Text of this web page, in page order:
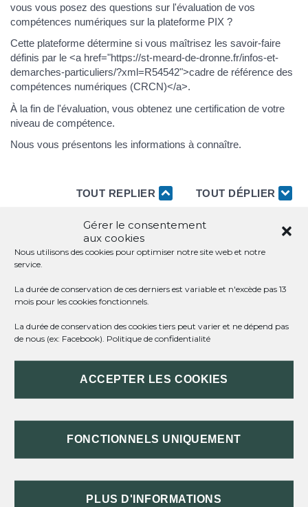
Gérer le consentement
aux cookies
Nous utilisons des cookies pour optimiser notre site web et notre
service.
La durée de conservation de ces derniers est variable et n'excède pas 13
mois pour les cookies fonctionnels.
La durée de conservation des cookies tiers peut varier et ne dépend pas
de nous (ex: Facebook). Politique de confidentialité
ACCEPTER LES COOKIES
FONCTIONNELS UNIQUEMENT
PLUS D'INFORMATIONS
vous vous posez des questions sur l'évaluation de vos
compétences numériques sur la plateforme PIX ?
Cette plateforme détermine si vous maîtrisez les savoir-faire
définis par le <a href="https://st-meard-de-dronne.fr/infos-et-
demarches-particuliers/?xml=R54542">cadre de référence des
compétences numériques (CRCN)</a>.
À la fin de l'évaluation, vous obtenez une certification de votre
niveau de compétence.
Nous vous présentons les informations à connaître.
TOUT REPLIER TOUT DÉPLIER
QU'EST-CE QUE LA PLATEFORME PIX ?
COMPÉTENCES ÉVALUÉS SUR PIX ?
COMMENT SE DÉROULE L'ÉVALUATION
TEXTES DE RÉFÉRENCE